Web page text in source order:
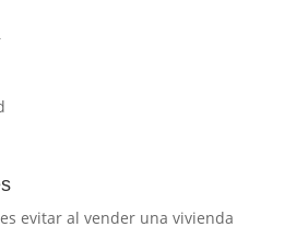
evitar al vender una vivienda